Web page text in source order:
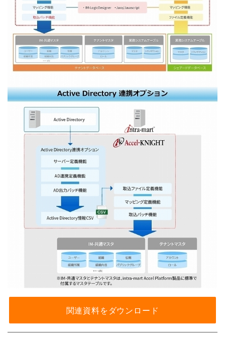
関連資料をダウンロード